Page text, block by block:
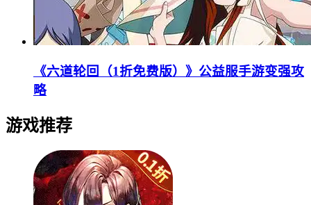
《六道轮回（1折免费版）》公益服手游变强攻
略
游戏推荐